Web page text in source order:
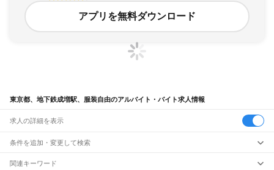
アプリを無料ダウンロード
東京都、地下鉄成増駅、服装自由のアルバイト・バイト求人情報
求人の詳細を表示
条件を追加・変更して検索
市区町村を追加・変更
関連キーワード